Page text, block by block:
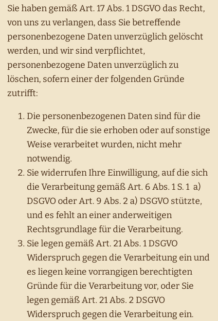
Sie haben gemäß Art. 17 Abs. 1 DSGVO das Recht,
von uns zu verlangen, dass Sie betreffende
personenbezogene Daten unverzüglich gelöscht
werden, und wir sind verpflichtet,
personenbezogene Daten unverzüglich zu
löschen, sofern einer der folgenden Gründe
zutrifft:
Die personenbezogenen Daten sind für die
Zwecke, für die sie erhoben oder auf sonstige
Weise verarbeitet wurden, nicht mehr
notwendig.
Sie widerrufen Ihre Einwilligung, auf die sich
die Verarbeitung gemäß Art. 6 Abs. 1 S. 1 a)
DSGVO oder Art. 9 Abs. 2 a) DSGVO stützte,
und es fehlt an einer anderweitigen
Rechtsgrundlage für die Verarbeitung.
Sie legen gemäß Art. 21 Abs. 1 DSGVO
Widerspruch gegen die Verarbeitung ein und
es liegen keine vorrangigen berechtigten
Gründe für die Verarbeitung vor, oder Sie
legen gemäß Art. 21 Abs. 2 DSGVO
Widerspruch gegen die Verarbeitung ein.